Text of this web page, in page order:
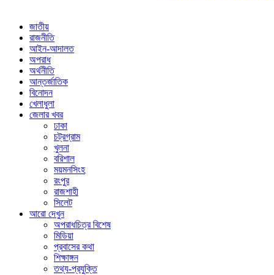
জাতীয়
রাজনীতি
আইন-আদালত
অপরাধ
অর্থনীতি
আন্তর্জাতিক
বিনোদন
খেলাধুলা
জেলার খবর
ঢাকা
চট্রগ্রাম
খুলনা
বরিশাল
ময়মনসিংহ
রংপুর
রাজশাহী
সিলেট
আরো দেখুন
অপরাধচিত্র বিশেষ
মিডিয়া
প্রবাসের কথা
শিক্ষাঙ্গন
তথ্য-প্রযুক্তি